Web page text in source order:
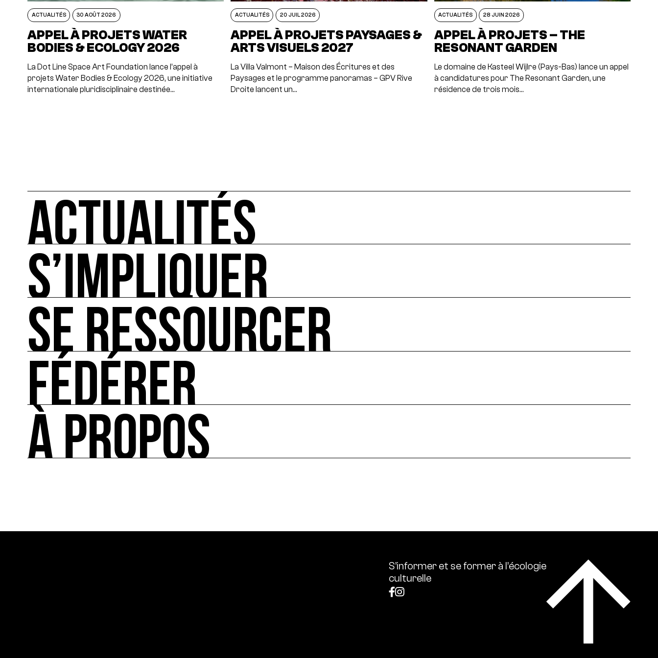
ACTUALITÉS 30 AOÛT 2026
APPEL À PROJETS WATER
BODIES & ECOLOGY 2026
La Dot Line Space Art Foundation lance l’appel à
projets Water Bodies & Ecology 2026, une initiative
internationale pluridisciplinaire destinée…
ACTUALITÉS 20 JUIL 2026
APPEL À PROJETS PAYSAGES &
ARTS VISUELS 2027
La Villa Valmont – Maison des Écritures et des
Paysages et le programme panoramas – GPV Rive
Droite lancent un…
ACTUALITÉS 28 JUIN 2026
APPEL À PROJETS – THE
RESONANT GARDEN
Le domaine de Kasteel Wijlre (Pays-Bas) lance un appel
à candidatures pour The Resonant Garden, une
résidence de trois mois…
ACTUALITÉS
ACTUALITÉS
L'actualité française et internationale des rendez-vous de l'art et de l'écologie : manifestations, appels à projets, rencontres...
S’IMPLIQUER
S’IMPLIQUER
Les bonnes pratiques, guides et outils pour réduire ses impacts.
SE RESSOURCER
SE RESSOURCER
Les ressources théoriques et inspirantes sur les enjeux croisés culture et écologie.
FÉDÉRER
FÉDÉRER
Le répertoire des acteurs de l’écologie culturelle en France et dans le monde.
À PROPOS
S’informer et se former à l’écologie
culturelle